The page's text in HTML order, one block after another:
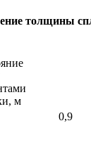
толщины
м
0,9